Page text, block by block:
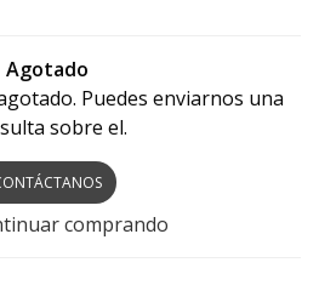
Agotado
Puedes enviarnos una
sobre el.
comprando